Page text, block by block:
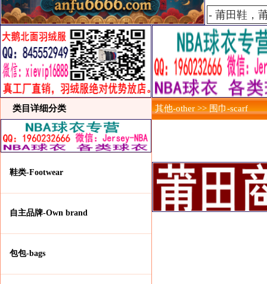
类目详细分类
鞋类-Footwear
自主品牌-Own brand
包包-bags
其他-other >> 围巾-scarf